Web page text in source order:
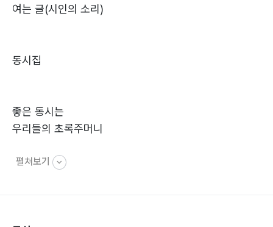
여는 글(시인의 소리)
동시집
좋은 동시는
우리들의 초록주머니
예쁜 동시는
펼쳐보기